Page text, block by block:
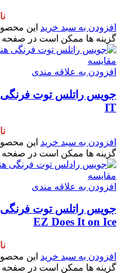
افزودن به سبد خرید این
گزینه ها ممکن است در
مقایسه
افزودن به علاقه مندی
IT
افزودن به سبد خرید این
گزینه ها ممکن است در
مقایسه
افزودن به علاقه مندی
EZ Does It on Ice
افزودن به سبد خرید این
گزینه ها ممکن است در